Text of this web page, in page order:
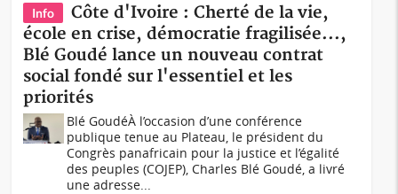
Info
Côte d'Ivoire : Cherté de la vie,
école en crise, démocratie fragilisée...,
Blé Goudé lance un nouveau contrat
social fondé sur l'essentiel et les
priorités
Blé GoudéÀ l’occasion d’une conférence
publique tenue au Plateau, le président du
Congrès panafricain pour la justice et l’égalité
des peuples (COJEP), Charles Blé Goudé, a livré
une adresse...